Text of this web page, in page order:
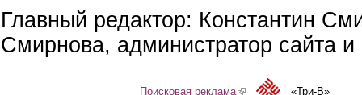
Главный редактор: Константин
Смирнова, администратор сайта
Поисковая реклама(link is external)«Три-В»